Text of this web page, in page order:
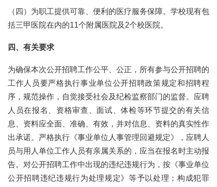
（四）为职工提供可靠、便利的医疗服务保障。学校现有包
括三甲医院在内的11个附属医院及2个校医院。
四、有关要求
为确保本次公开招聘工作公平、公正，所有参与公开招聘的
工作人员要严格执行事业单位公开招聘政策规定和招聘程
序，规范操作，自觉接受社会及纪检监察部门的监督。应聘
人员在报名、资格审查、面试、体检等环节提交的有关信
息、资料应全面、准确、有效，并对信息、资料的真实性作
出承诺。严格执行《事业单位人事管理回避规定》，应聘人
员与用人单位工作人员有亲属关系的，应当在报名时主动报
告。对公开招聘工作中出现的违纪违规行为，按《事业单位
公开招聘违纪违规行为处理规定》等予以处理；构成犯罪